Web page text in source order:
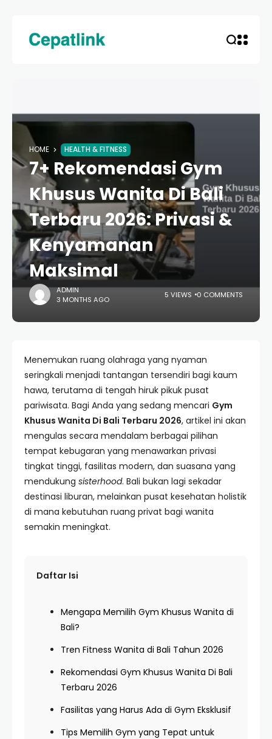
HOME HEALTH & FITNESS
7+ Rekomendasi Gym
Khusus Wanita Di Bali
Terbaru 2026: Privasi &
Kenyamanan
Maksimal
ADMIN
3 MONTHS AGO
5 VIEWS 0 COMMENTS
Menemukan ruang olahraga yang nyaman
seringkali menjadi tantangan tersendiri bagi kaum
hawa, terutama di tengah hiruk pikuk pusat
pariwisata. Bagi Anda yang sedang mencari Gym
Khusus Wanita Di Bali Terbaru 2026, artikel ini akan
mengulas secara mendalam berbagai pilihan
tempat kebugaran yang menawarkan privasi
tingkat tinggi, fasilitas modern, dan suasana yang
mendukung sisterhood. Bali bukan lagi sekadar
destinasi liburan, melainkan pusat kesehatan holistik
di mana kebutuhan ruang privat bagi wanita
semakin meningkat.
Daftar Isi
Mengapa Memilih Gym Khusus Wanita di
Bali?
Tren Fitness Wanita di Bali Tahun 2026
Rekomendasi Gym Khusus Wanita Di Bali
Terbaru 2026
Fasilitas yang Harus Ada di Gym Eksklusif
Tips Memilih Gym yang Tepat untuk